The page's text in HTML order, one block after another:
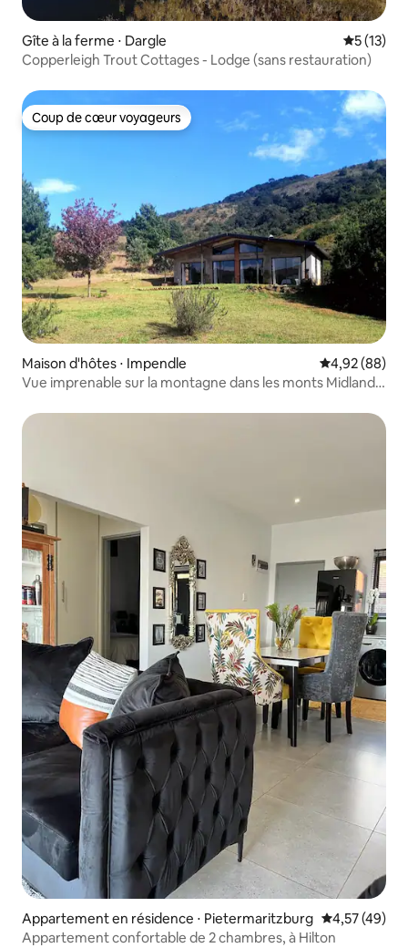
Gîte à la ferme ⋅ Dargle
5 (13)
Copperleigh Trout Cottages - Lodge (sans restauration)
Coup de cœur voyageurs
Coup de cœur voyageurs
Maison d'hôtes ⋅ Impendle Évaluation
4,92 (88)
Vue imprenable sur la montagne dans les monts Midlands
Appartement en résidence ⋅ Pietermaritzburg Évaluation
4,57 (49)
Appartement confortable de 2 chambres, à Hilton